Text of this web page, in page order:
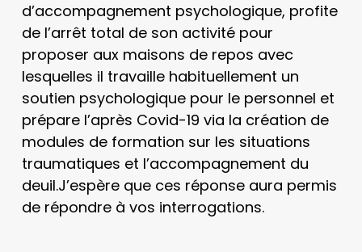
d’accompagnement psychologique, profite
de l’arrêt total de son activité pour
proposer aux maisons de repos avec
lesquelles il travaille habituellement un
soutien psychologique pour le personnel et
prépare l’après Covid-19 via la création de
modules de formation sur les situations
traumatiques et l’accompagnement du
deuil.J’espère que ces réponse aura permis
de répondre à vos interrogations.